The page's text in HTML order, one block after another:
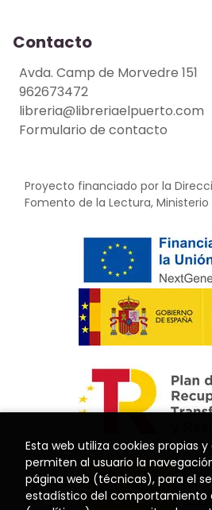
Contacto
Avda. Camp de Morvedre 151
962673472
libreria@libreriaelpuerto.com
Formulario de contacto
Proyecto financiado por la
Fomento de la Lectura,
Esta web utiliza cookies propias
permiten al usuario la
página web (técnicas), para el
estadístico del comportamiento